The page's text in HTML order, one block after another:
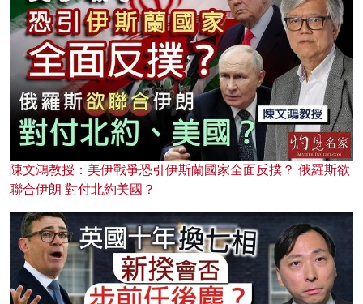
陳文鴻教授：美伊戰爭恐引伊斯蘭國家全面反撲？ 俄羅斯欲
聯合伊朗 對付北約美國？